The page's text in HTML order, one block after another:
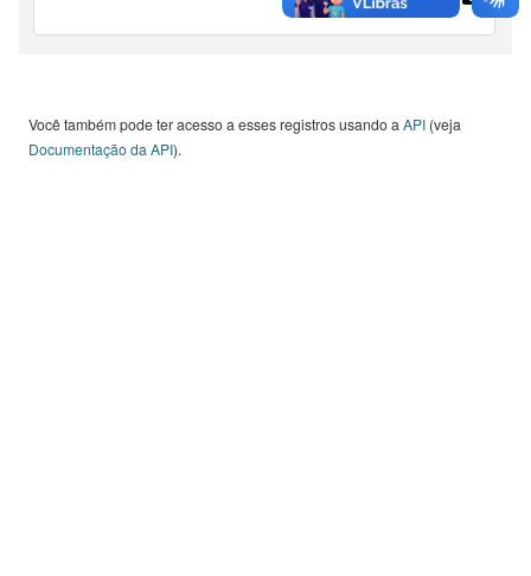
Você também pode ter acesso a esses registros usando a API (veja
Documentação da API).